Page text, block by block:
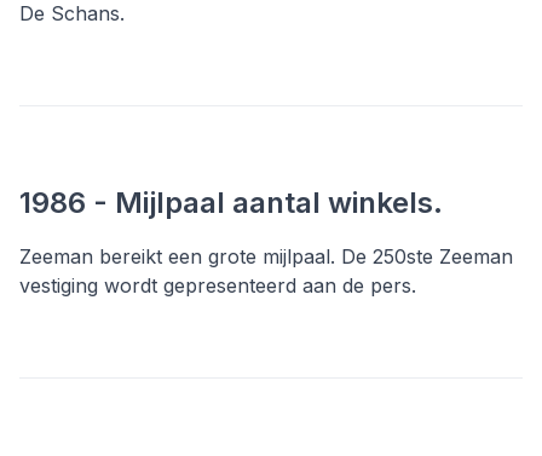
De Schans.
1986 - Mijlpaal aantal winkels.
Zeeman bereikt een grote mijlpaal. De 250ste Zeeman
vestiging wordt gepresenteerd aan de pers.